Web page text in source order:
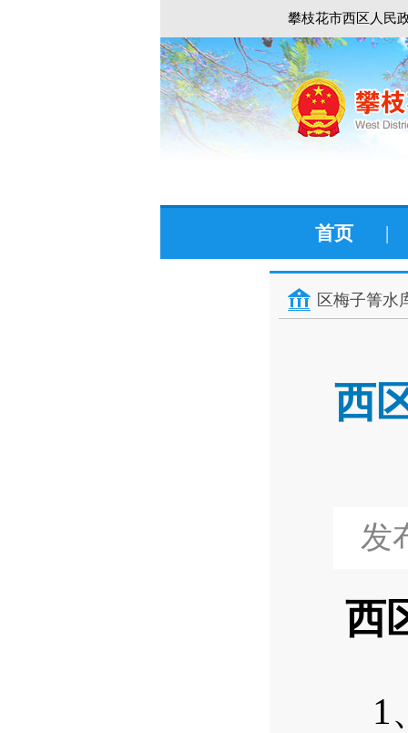
攀枝花市西区人民
首页 |
区梅子箐水
西
发
西
1